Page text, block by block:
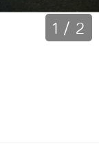
1 / 2